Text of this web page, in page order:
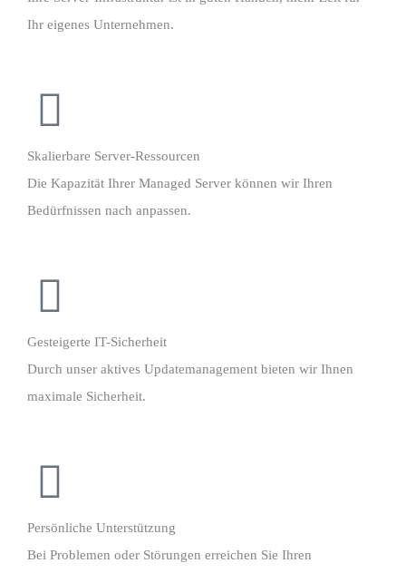
Ihr eigenes Unternehmen.
Skalierbare Server-Ressourcen
Die Kapazität Ihrer Managed Server können wir Ihren
Bedürfnissen nach anpassen.
Gesteigerte IT-Sicherheit
Durch unser aktives Updatemanagement bieten wir Ihnen
maximale Sicherheit.
Persönliche Unterstützung
Bei Problemen oder Störungen erreichen Sie Ihren